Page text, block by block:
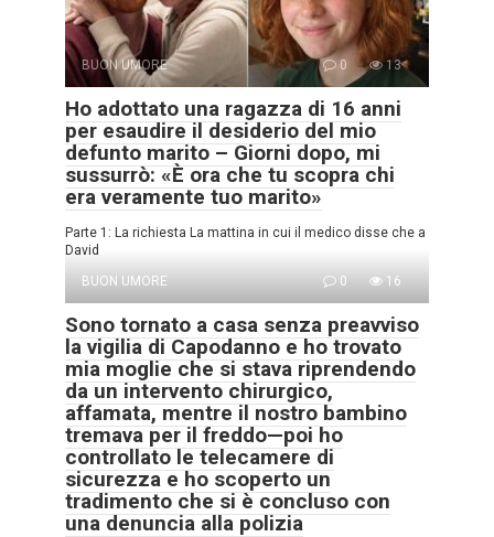
BUON UMORE 0 13
Ho adottato una ragazza di 16 anni
per esaudire il desiderio del mio
defunto marito – Giorni dopo, mi
sussurrò: «È ora che tu scopra chi
era veramente tuo marito»
Parte 1: La richiesta La mattina in cui il medico disse che a
David
BUON UMORE
0 16
Sono tornato a casa senza preavviso
la vigilia di Capodanno e ho trovato
mia moglie che si stava riprendendo
da un intervento chirurgico,
affamata, mentre il nostro bambino
tremava per il freddo—poi ho
controllato le telecamere di
sicurezza e ho scoperto un
tradimento che si è concluso con
una denuncia alla polizia